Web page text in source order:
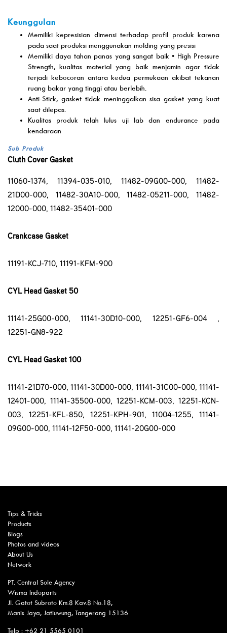
Keunggulan
Memiliki kepresisian dimensi terhadap profil produk karena
pada saat produksi menggunakan molding yang presisi
Memiliki daya tahan panas yang sangat baik • High Pressure
Strength, kualitas material yang baik menjamin agar tidak
terjadi kebocoran antara kedua permukaan akibat tekanan
ruang bakar yang tinggi atau berlebih.
Anti-Stick, gasket tidak meninggalkan sisa gasket yang kuat
saat dilepas.
Kualitas produk telah lulus uji lab dan endurance pada
kendaraan
Sub Produk
Cluth Cover Gasket
11060-1374, 11394-035-010, 11482-09G00-000, 11482-
21D00-000, 11482-30A10-000, 11482-05211-000, 11482-
12000-000, 11482-35401-000
Crankcase Gasket
11191-KCJ-710, 11191-KFM-900
CYL Head Gasket 50
11141-25G00-000, 11141-30D10-000, 12251-GF6-004 ,
12251-GN8-922
CYL Head Gasket 100
11141-21D70-000, 11141-30D00-000, 11141-31C00-000, 11141-
12401-000, 11141-35500-000, 12251-KCM-003, 12251-KCN-
003, 12251-KFL-850, 12251-KPH-901, 11004-1255, 11141-
09G00-000, 11141-12F50-000, 11141-20G00-000
Tips & Tricks
Products
Blogs
Photos and videos
About Us
Network
PT. Central Sole Agency
Wisma Indoparts
Jl. Gatot Subroto Km.8 Kav.8 No.18,
Manis Jaya, Jatiuwung, Tangerang 15136
Telp : +62 21 5565 0101